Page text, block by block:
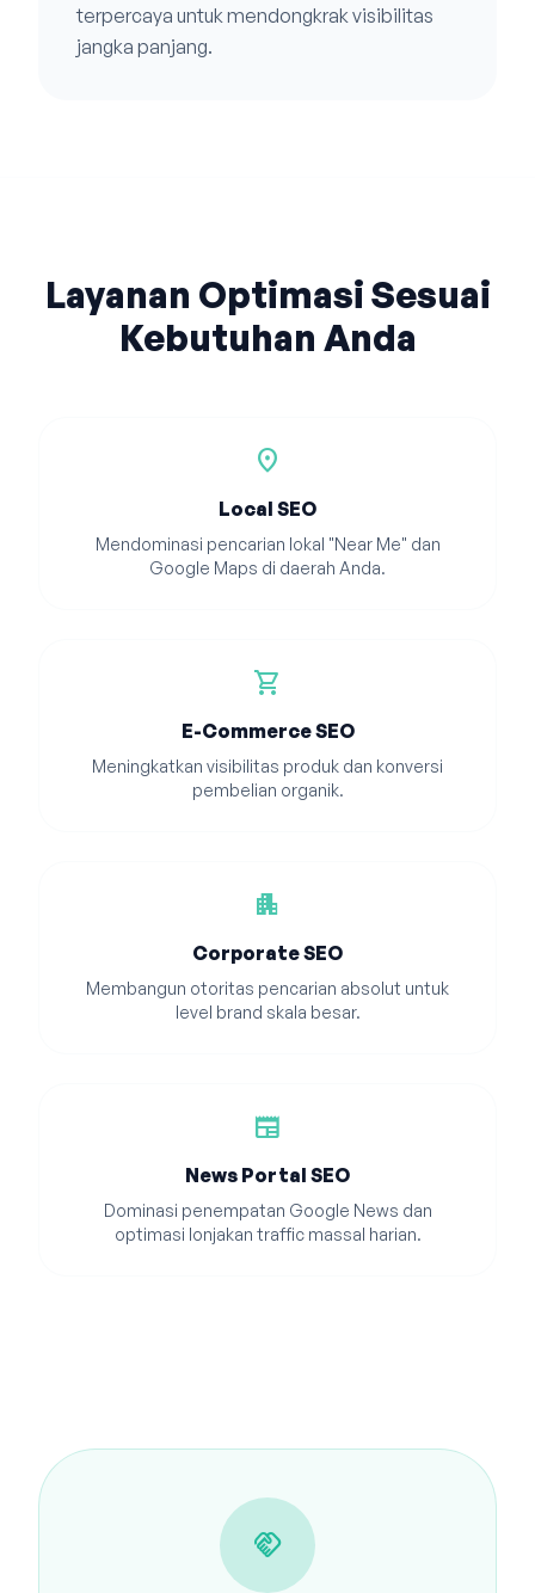
terpercaya untuk mendongkrak visibilitas
jangka panjang.
Layanan Optimasi Sesuai
Kebutuhan Anda
location_on
Local SEO
Mendominasi pencarian lokal "Near Me" dan
Google Maps di daerah Anda.
shopping_cart
E-Commerce SEO
Meningkatkan visibilitas produk dan konversi
pembelian organik.
apartment
Corporate SEO
Membangun otoritas pencarian absolut untuk
level brand skala besar.
newspaper
News Portal SEO
Dominasi penempatan Google News dan
optimasi lonjakan traffic massal harian.
handshake